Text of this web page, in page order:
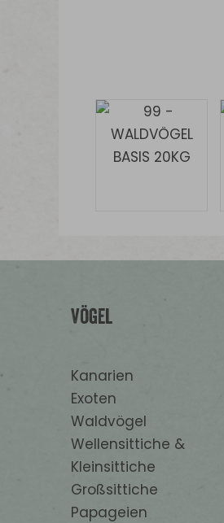
Vögel
Kanarien
Exoten
Waldvögel
Wellensittiche &
Kleinsittiche
Großsittiche
Papageien